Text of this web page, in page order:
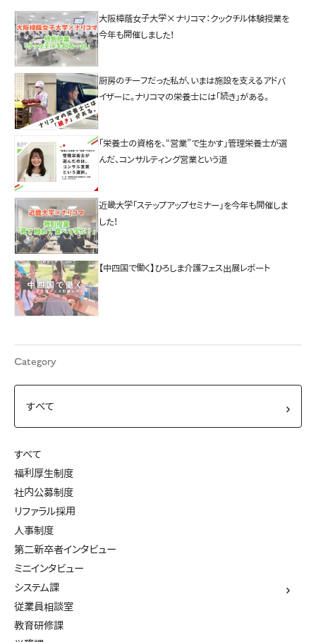
大阪樟蔭女子大学×ナリコマ：クックチル体験授業を
今年も開催しました！
厨房のチーフだった私が、いまは施設を支えるアドバ
イザーに。ナリコマの栄養士には「続き」がある。
「栄養士の資格を、“営業”で生かす」管理栄養士が選
んだ、コンサルティング営業という道
近畿大学「ステップアップセミナー」を今年も開催しま
した！
【中四国で働く】ひろしま介護フェス出展レポート
Category
すべて
福利厚生制度
社内公募制度
リファラル採用
人事制度
第二新卒者インタビュー
ミニインタビュー
システム課
従業員相談室
教育研修課